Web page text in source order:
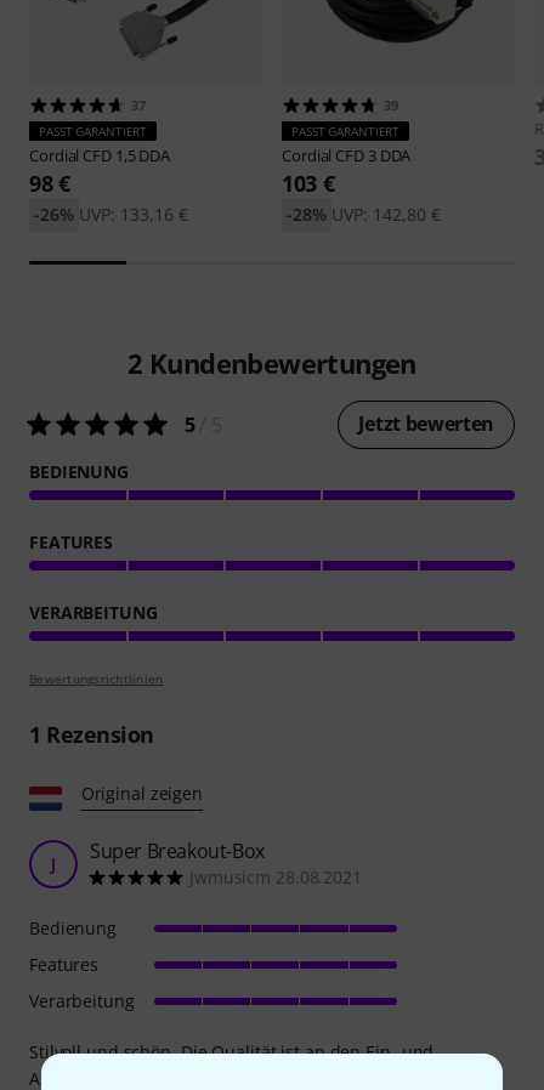
37
PASST GARANTIERT
Cordial CFD 1,5 DDA
98 €
UVP: 133,16 €
-26%
39
PASST GARANTIERT
Cordial CFD 3 DDA
103 €
UVP: 142,80 €
-28%
2 Kundenbewertungen
5/ 5 Jetzt bewerten
BEDIENUNG
FEATURES
VERARBEITUNG
Bewertungsrichtlinien
1 Rezension
Original zeigen
J Super Breakout-Box
Jwmusicm 28.08.2021
Stilvoll und schön. Die Qualität ist an den Ein- und
Ausgängen spürbar. Kurz gesagt: deutsche Gründlichkeit.
Bedienung
Features
Verarbeitung